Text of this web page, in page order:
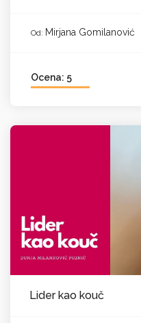
Od: Mirjana Gomilanović
Ocena: 5
Lider kao kouč